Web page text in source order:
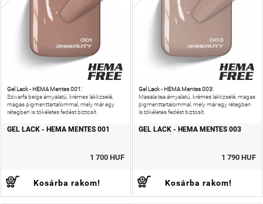
Gel Lack - HEMA Mentes 001:
Szivarfa beige árnyalatú, krémes lakkzselé,
magas pigmenttartalommal, mely már egy
rétegben is tökéletes fedést biztosít.
GEL LACK - HEMA MENTES 001
1 700 HUF
Kosárba rakom!
Gel Lack - HEMA Mentes 003:
Masala tea árnyalatú, krémes lakkzselé, magas
pigmenttartalommal, mely már egy rétegben
is tökéletes fedést biztosít.
GEL LACK - HEMA MENTES 003
1 790 HUF
Kosárba rakom!